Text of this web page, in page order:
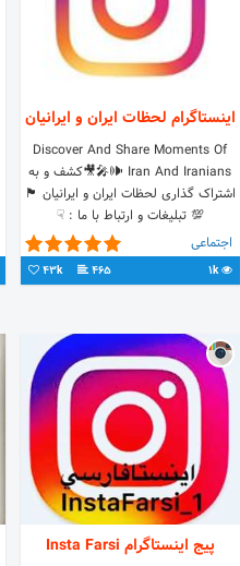
اینستاگرام لحظات ایران و ایرانیان
Discover And Share Moments Of
Iran And Iranians 🕪🎤🎥کشف و به
اشتراک گذاری لحظات ایران و ایرانیان 🏴
💯 تبلیغات و ارتباط با ما : ☟
www.Realiriran.com اجتماعی
1k
465
43k
پیج اینستاگرام Insta Farsi